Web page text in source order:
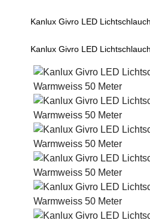
Kanlux Givro LED
Kanlux Givro LED